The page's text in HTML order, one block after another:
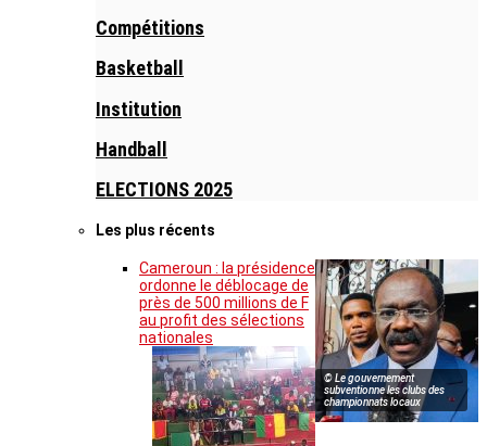
Compétitions
Basketball
Institution
Handball
ELECTIONS 2025
Les plus récents
© Le gouvernement
subventionne les clubs des
championnats locaux
Cameroun : la présidence
ordonne le déblocage de
près de 500 millions de F
au profit des sélections
nationales